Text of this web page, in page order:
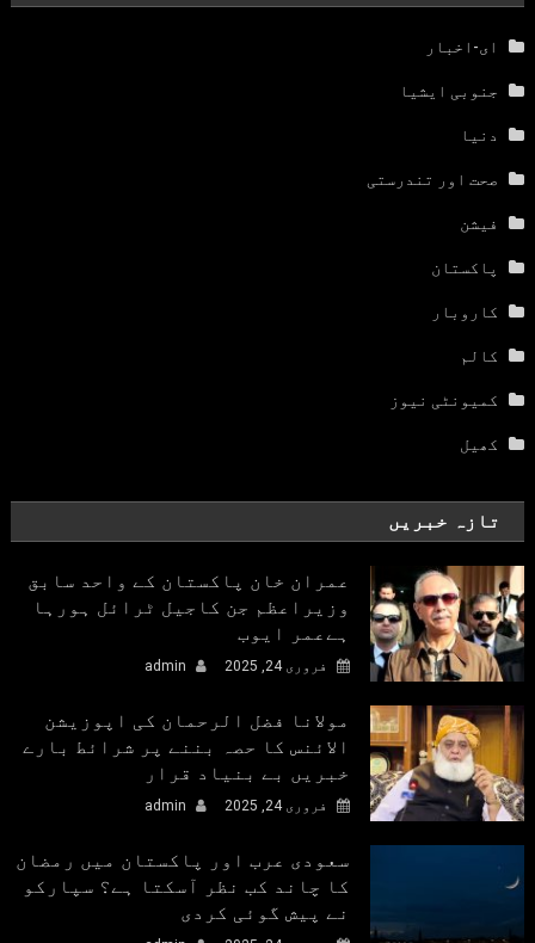
ای-اخبار
جنوبی ایشیا
دنیا
صحت اور تندرستی
فیشن
پاکستان
کاروبار
کالم
کمیونٹی نیوز
کھیل
تازہ خبریں
عمران خان پاکستان کے واحد سابق
وزیراعظم جن کاجیل ٹرائل ہورہا
ہےعمر ایوب
فروری 24, 2025 admin
مولانا فضل الرحمان کی اپوزیشن
الائنس کا حصہ بننے پر شرائط بارے
خبریں بے بنیاد قرار
فروری 24, 2025 admin
سعودی عرب اور پاکستان میں رمضان
کا چاند کب نظر آسکتا ہے؟ سپارکو
نے پیش گوئی کردی